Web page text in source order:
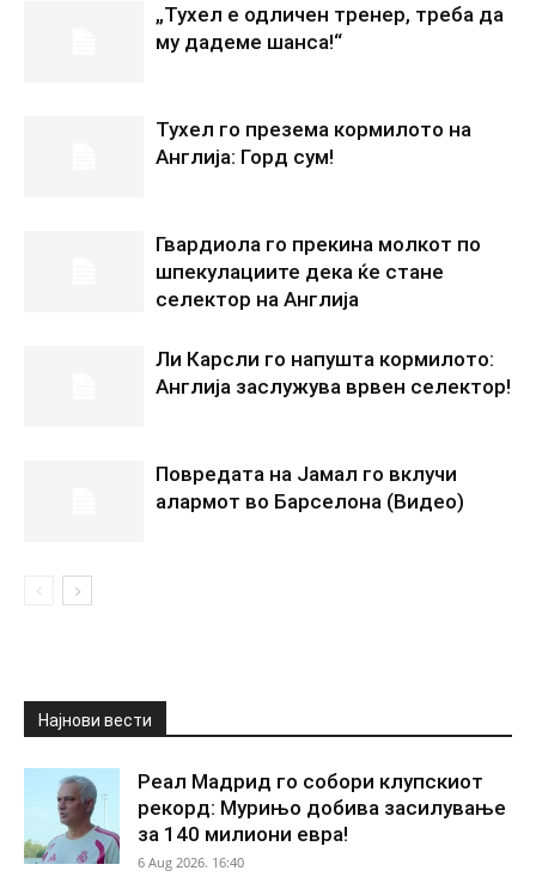
„Тухел е одличен тренер, треба да
му дадеме шанса!“
Тухел го презема кормилото на
Англија: Горд сум!
Гвардиола го прекина молкот по
шпекулациите дека ќе стане
селектор на Англија
Ли Карсли го напушта кормилото:
Англија заслужува врвен селектор!
Повредата на Јамал го вклучи
алармот во Барселона (Видео)
Најнови вести
Реал Мадрид го собори клупскиот
рекорд: Мурињо добива засилување
за 140 милиони евра!
6 Aug 2026. 16:40